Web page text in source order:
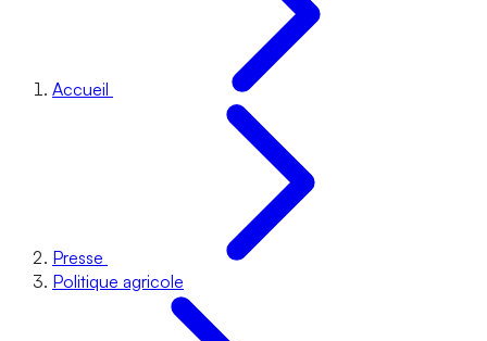
Accueil
Presse
Politique agricole